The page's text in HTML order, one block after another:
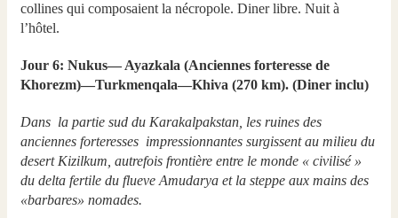
collines qui composaient la nécropole. Diner libre. Nuit à
l’hôtel.
Jour 6: Nukus— Ayazkala (Anciennes forteresse de
Khorezm)—Turkmenqala—Khiva (270 km). (Diner inclu)
Dans la partie sud du Karakalpakstan, les ruines des
anciennes forteresses impressionnantes surgissent au milieu du
desert Kizilkum, autrefois frontière entre le monde « civilisé »
du delta fertile du flueve Amudarya et la steppe aux mains des
«barbares» nomades.